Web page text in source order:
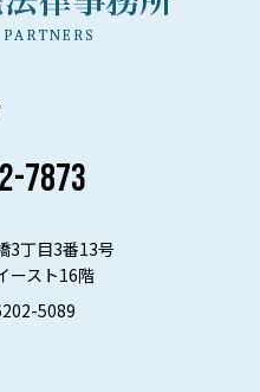
7873
3丁目3番13号
ースト16階
5089